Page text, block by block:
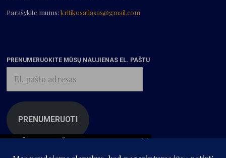
Parašykite mums:kritikosatlasas@gmail.com
PRENUMERUOKITE MŪSŲ NAUJIENAS EL. PAŠTU
pašto
adresas
PRENUMERUOTI
SIŪLOMI ĮRAŠAI